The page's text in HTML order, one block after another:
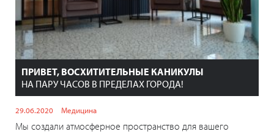
ПРИВЕТ, ВОСХИТИТЕЛЬНЫЕ КАНИКУЛЫ
НА ПАРУ ЧАСОВ В ПРЕДЕЛАХ ГОРОДА!
29.06.2020 Медицина
Мы создали атмосферное пространство для вашего